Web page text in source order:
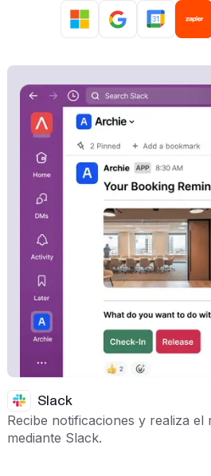
Slack
Recibe notificaciones y realiza
mediante Slack.